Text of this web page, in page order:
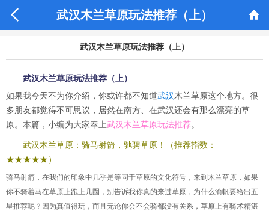
 武汉木兰草原玩法推荐（上） 
武汉木兰草原玩法推荐（上）
武汉木兰草原玩法推荐（上）
如果我今天不为你介绍，你或许都不知道武汉木兰草原这个地方。很
多朋友都觉得不可思议，居然在南方、在武汉还会有那么漂亮的草
原。本篇，小编为大家奉上武汉木兰草原玩法推荐。
武汉木兰草原：骑马射箭，驰骋草原！（推荐指数：
★★★★★）
骑马射箭，在我们的印象中几乎是等同于草原的文化符号，来到木兰草原，如果
你不骑着马在草原上跑上几圈，别告诉我你真的来过草原，为什么渝帆要给出五
星推荐呢？因为真值得玩，而且无论你会不会骑都没有关系，草原上有骑术精湛